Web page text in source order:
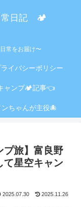
常日記 🏕️
常をお届け〜
イバシーポリシー
ャンプ🏕️記事👈
ンちゃんが主役🐙
プ旅】富良野
星空キャン
2025.07.30 2025.11.26